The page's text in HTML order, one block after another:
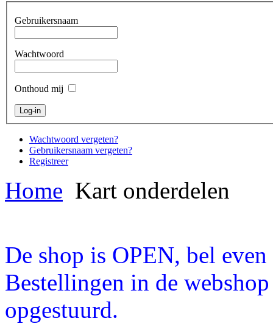
Gebruikersnaam
Wachtwoord
Onthoud mij
Wachtwoord vergeten?
Gebruikersnaam vergeten?
Registreer
Home Kart onderdelen
De shop is OPEN, bel
Bestellingen in de
opgestuurd.